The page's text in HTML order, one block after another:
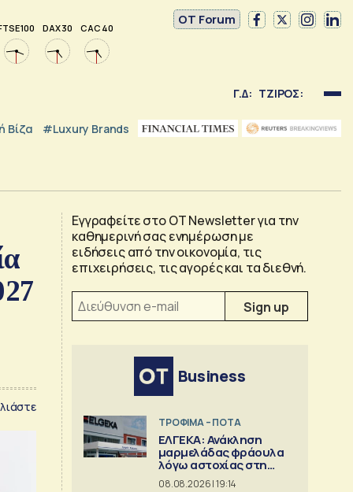
100 DAX 30 CAC 40
OT Forum
Γ.Δ: ΤΖΙΡΟΣ:
Βίζα #luxury Brands
Εγγραφείτε στο OT Newsletter για την
καθημερινή σας ενημέρωση με
ειδήσεις από την οικονομία, τις
επιχειρήσεις, τις αγορές και τα διεθνή.
Business
ΤΡΟΦΙΜΑ – ΠΟΤΑ
ΕΛΓΕΚΑ: Ανάκληση
μαρμελάδας φράουλα
λόγω αστοχίας στη
γυάλινη συσκευασία
08.08.2026 | 19:14